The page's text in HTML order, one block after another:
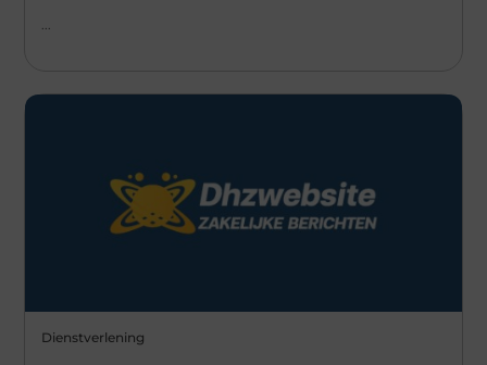
Dienstverlening